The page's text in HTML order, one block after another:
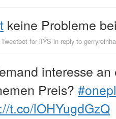
keine Probleme
Tweetbot for iÎŸS in reply to
interesse
Preis?
t.co/lOHYugdGzQ